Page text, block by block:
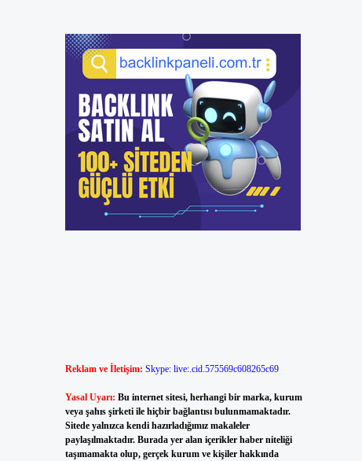
Reklam ve İletişim: Skype: live:.cid.575569c608265c69
Yasal Uyarı: Bu internet sitesi, herhangi bir marka, kurum
veya şahıs şirketi ile hiçbir bağlantısı bulunmamaktadır.
Sitede yalnızca kendi hazırladığımız makaleler
paylaşılmaktadır. Burada yer alan içerikler haber niteliği
taşımamakta olup, gerçek kurum ve kişiler hakkında